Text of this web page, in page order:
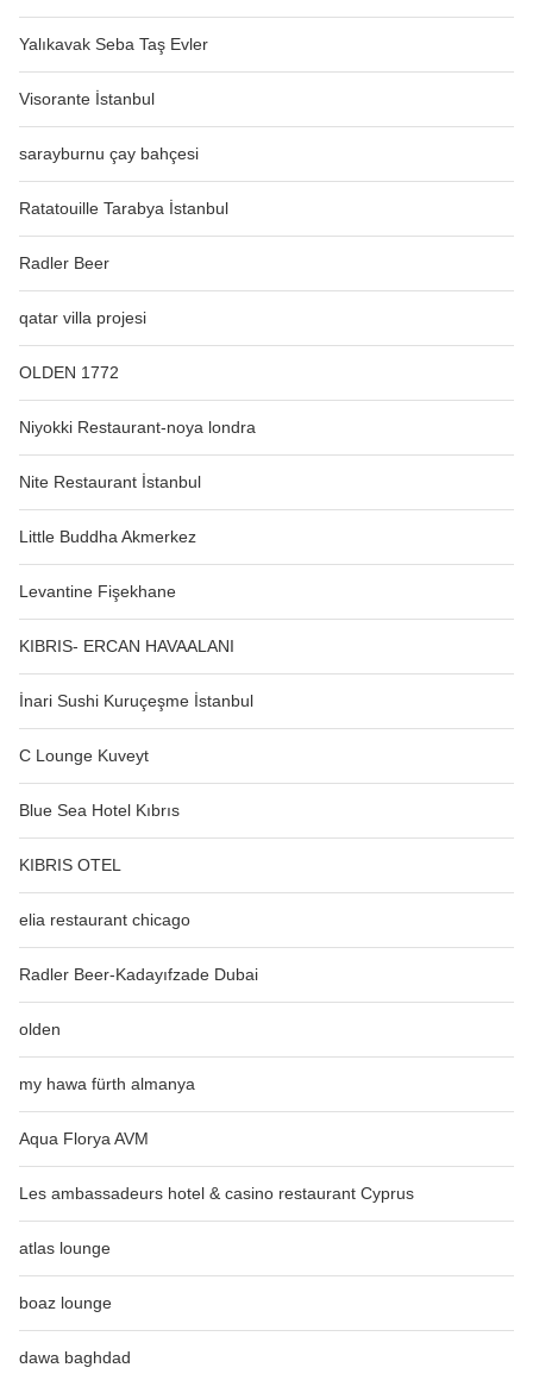
Yalıkavak Seba Taş Evler
Visorante İstanbul
sarayburnu çay bahçesi
Ratatouille Tarabya İstanbul
Radler Beer
qatar villa projesi
OLDEN 1772
Niyokki Restaurant-noya londra
Nite Restaurant İstanbul
Little Buddha Akmerkez
Levantine Fişekhane
KIBRIS- ERCAN HAVAALANI
İnari Sushi Kuruçeşme İstanbul
C Lounge Kuveyt
Blue Sea Hotel Kıbrıs
KIBRIS OTEL
elia restaurant chicago
Radler Beer-Kadayıfzade Dubai
olden
my hawa fürth almanya
Aqua Florya AVM
Les ambassadeurs hotel & casino restaurant Cyprus
atlas lounge
boaz lounge
dawa baghdad